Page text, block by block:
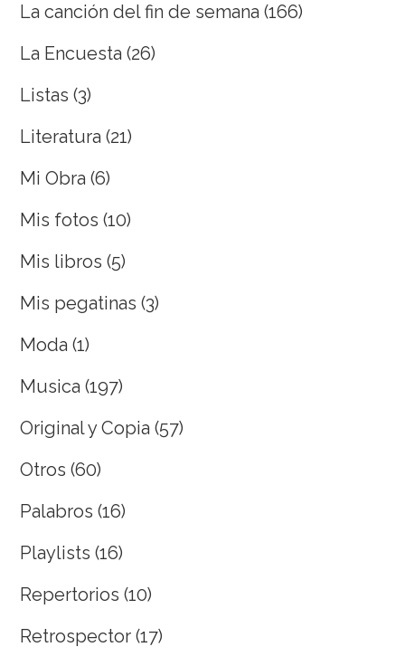
La canción del fin de semana (166)
La Encuesta (26)
Listas (3)
Literatura (21)
Mi Obra (6)
Mis fotos (10)
Mis libros (5)
Mis pegatinas (3)
Moda (1)
Musica (197)
Original y Copia (57)
Otros (60)
Palabros (16)
Playlists (16)
Repertorios (10)
Retrospector (17)